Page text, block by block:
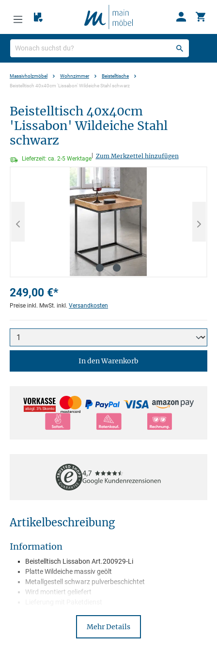
Massivholzmöbel Wohnzimmer
Beistelltische
Beistelltisch 40x40cm 'Lissabon' Wildeiche Stahl schwarz
Beistelltisch 40x40cm
'Lissabon' Wildeiche Stahl
schwarz
Lieferzeit: ca. 2-5 Werktage Zum Merkzettel hinzufügen
Bildergalerie überspringen
249,00 €*
Preise inkl. MwSt. inkl. Versandkosten
In den Warenkorb
Artikelbeschreibung
Information
Beistelltisch Lissabon Art.200929-Li
Platte Wildeiche massiv geölt
Metallgestell schwarz pulverbeschichtet
Wird montiert geliefert
Mehr Details